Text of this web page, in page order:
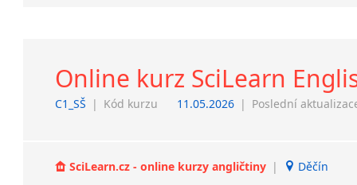
Online kurz SciLearn
C1_SŠ | Kód kurzu 11.05.2026 | Poslední
SciLearn.cz - online kurzy angličtiny | Děčín